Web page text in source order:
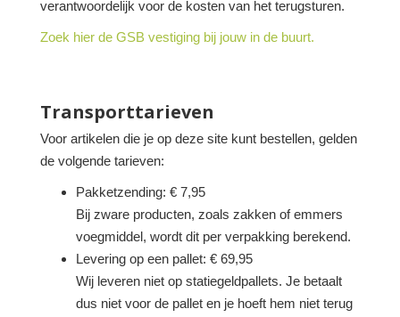
verantwoordelijk voor de kosten van het terugsturen.
Zoek hier de GSB vestiging bij jouw in de buurt.
Transporttarieven
Voor artikelen die je op deze site kunt bestellen, gelden
de volgende tarieven:
Pakketzending: € 7,95
Bij zware producten, zoals zakken of emmers
voegmiddel, wordt dit per verpakking berekend.
Levering op een pallet: € 69,95
Wij leveren niet op statiegeldpallets. Je betaalt
dus niet voor de pallet en je hoeft hem niet terug